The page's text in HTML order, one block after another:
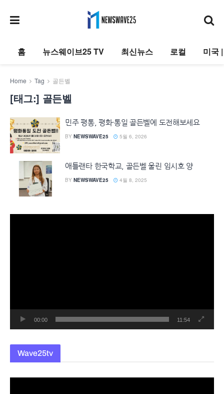
홈 뉴스웨이브25 TV 최신뉴스 로컬 미국
Home Tag 골든벨
[태그:] 골든벨
민주 평통, 평화·통일 골든벨에 도전해보세요
BY NEWSWAVE25 5월 6, 2026
애틀랜타 한국학교, 골든벨 울린 임시호 양
BY NEWSWAVE25 4월 8, 2025
00:00 11:54
Wave25tv